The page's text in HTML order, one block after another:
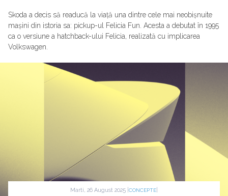
Skoda a decis să readucă la viață una dintre cele mai neobișnuite
mașini din istoria sa: pickup-ul Felicia Fun. Acesta a debutat în 1995
ca o versiune a hatchback-ului Felicia, realizată cu implicarea
Volkswagen.
Marti, 26 August 2025 | CONCEPTE